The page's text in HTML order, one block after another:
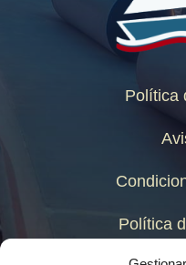
Política
Política